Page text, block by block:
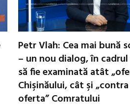
Petr Vlah: Cea mai bună
– un nou dialog, în
să fie examinată atât
Chişinăului, cât şi „contra
oferta” Comratului